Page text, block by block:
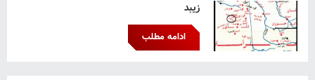
زیبد
ادامه مطلب